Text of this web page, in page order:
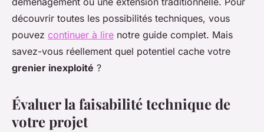
découvrir toutes les possibilités techniques, vous
pouvez continuer à lire notre guide complet. Mais
savez-vous réellement quel potentiel cache votre
grenier inexploité ?
Évaluer la faisabilité technique de
votre projet